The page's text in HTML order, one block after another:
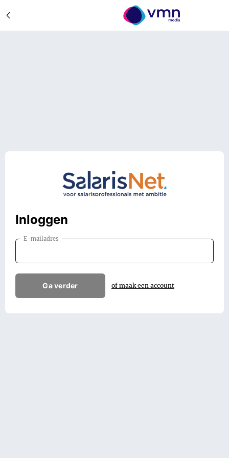
Inloggen
E-mailadres
Ga verder of maak een account